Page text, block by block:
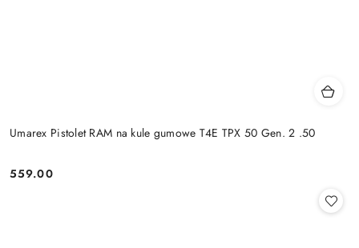
Umarex Pistolet RAM na kule gumowe T4E TPX 50 Gen. 2 .50
Cena:
559.00